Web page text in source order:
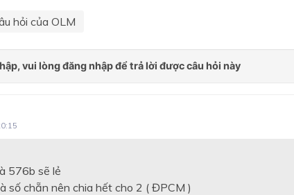
hỏi của OLM
576b sẽ lẻ
số chẵn nên chia hết cho 2 ( ĐPCM )